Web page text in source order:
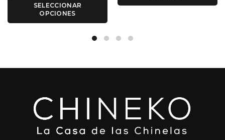
SELECCIONAR
OPCIONES